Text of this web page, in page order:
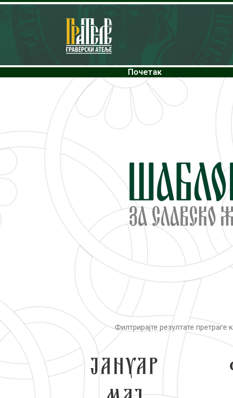
Почетак
Филтрирајте резултате